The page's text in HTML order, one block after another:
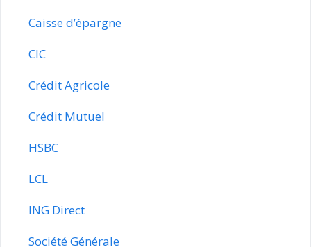
Caisse d’épargne
CIC
Crédit Agricole
Crédit Mutuel
HSBC
LCL
ING Direct
Société Générale